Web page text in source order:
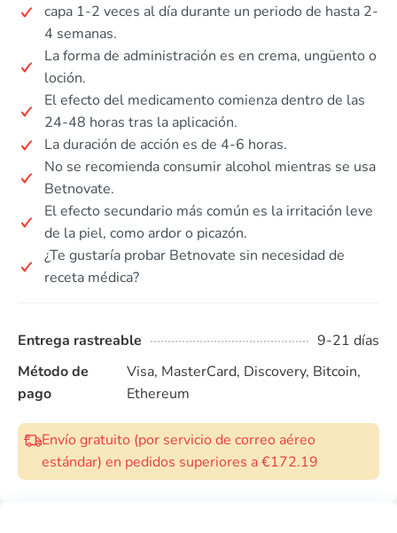
capa 1-2 veces al día durante un periodo de hasta 2-
4 semanas.
La forma de administración es en crema, ungüento o
loción.
El efecto del medicamento comienza dentro de las
24-48 horas tras la aplicación.
La duración de acción es de 4-6 horas.
No se recomienda consumir alcohol mientras se usa
Betnovate.
El efecto secundario más común es la irritación leve
de la piel, como ardor o picazón.
¿Te gustaría probar Betnovate sin necesidad de
receta médica?
Entrega rastreable
9-21 días
Método de
pago
Visa, MasterCard, Discovery, Bitcoin,
Ethereum
Envío gratuito (por servicio de correo aéreo
estándar) en pedidos superiores a €172.19